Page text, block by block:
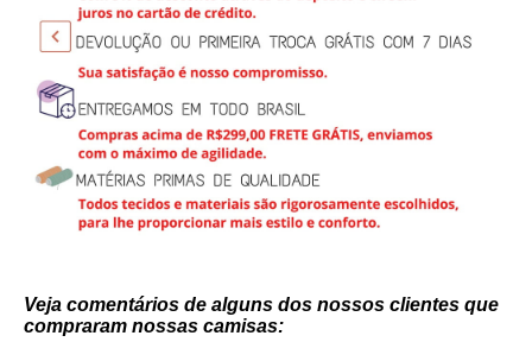
Veja comentários de alguns dos nossos clientes que
compraram nossas camisas: